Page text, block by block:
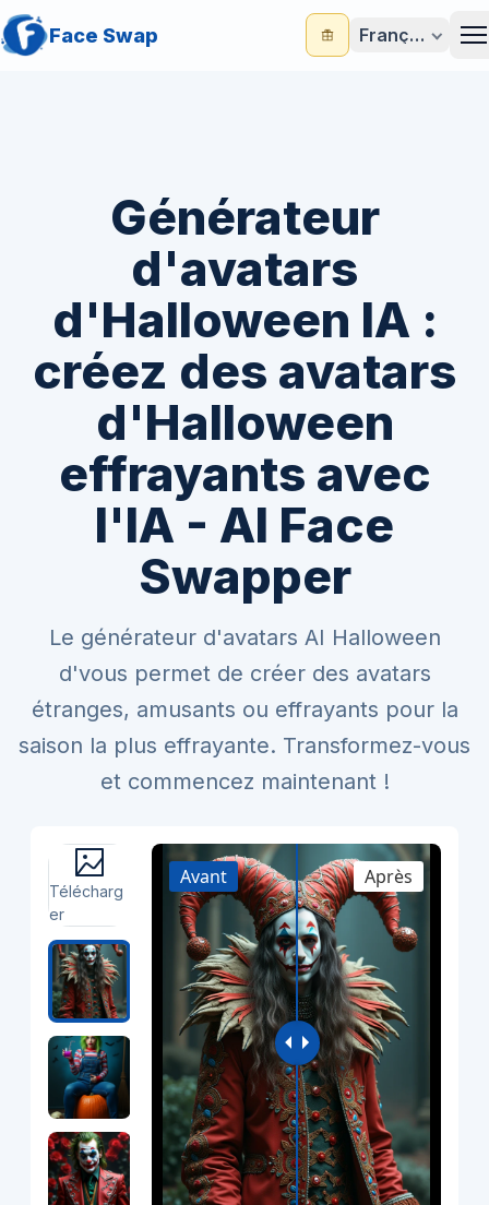
Face Swap Français
Générateur
d'avatars
d'Halloween IA :
créez des avatars
d'Halloween
effrayants avec
l'IA - AI Face
Swapper
Le générateur d'avatars AI Halloween
d'vous permet de créer des avatars
étranges, amusants ou effrayants pour la
saison la plus effrayante. Transformez-vous
et commencez maintenant !
Télécharg
er
Après
Avant